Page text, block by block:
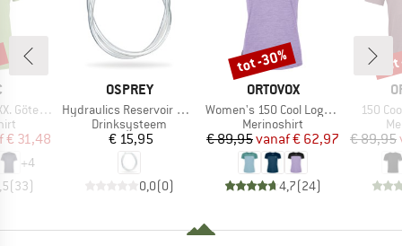
Tee
prijs
€ 31,48
+4
(33)
MERK
OSPREY
Artikel
Hydraulics Reservoir Hose Kit
Productgroep
Drinksysteem
Prijs
€ 15,95
0,0(0)
MERK
ORTOVOX
Artikel
Women's 150 Cool Logo T-Shirt
Productgroep
Merinoshirt
Prijs
€ 89,95 Verlaagde prijs
vanaf€ 62,97
4,7(24)
Korting
tot -30%
Artikel
150
€ 89,95